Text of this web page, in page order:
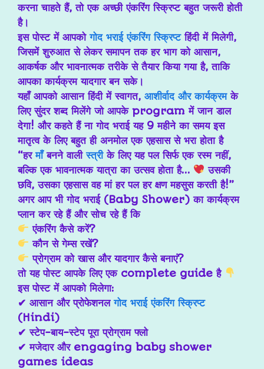
करना चाहते हैं, तो एक अच्छी एंकरिंग स्क्रिप्ट बहुत जरूरी होती
है।
इस पोस्ट में आपकोगोद भराई एंकरिंग स्क्रिप्टहिंदी में मिलेगी,
जिसमें शुरुआत से लेकर समापन तक हर भाग को आसान,
आकर्षक और भावनात्मक तरीके से तैयार किया गया है, ताकि
आपका कार्यक्रम यादगार बन सके।
यहाँ आपको आसान हिंदी में स्वागत, आशीर्वाद और कार्यक्रमके
लिए सुंदर शब्द मिलेंगे जो आपके program में जान डाल
देगा! और कहते हैं ना गोद भराई यह 9 महीने का समय इस
मातृत्व के लिए बहुत ही अनमोल एक एहसास से भरा होता है
“हरमाँबनने वालीस्त्रीके लिए यह पल सिर्फ एक रस्म नहीं,
बल्कि एक भावनात्मक यात्रा का उत्सव होता है…
उसकी
छवि, उसका एहसास वह मां हर पल हर क्षण महसुस करती है!”
अगर आप भीगोद भराई (Baby Shower) का कार्यक्रम
प्लान कर रहे हैं और सोच रहे हैं कि
एंकरिंग कैसे करें?
कौन से गेम्स रखें?
प्रोग्राम को खास और यादगार कैसे बनाएं?
तो यह पोस्ट आपके लिए एक complete guide है
इस पोस्ट में आपको मिलेगा:
✔ आसान और प्रोफेशनलगोद भराई एंकरिंग स्क्रिप्ट
(Hindi)
✔ स्टेप-बाय-स्टेप पूरा प्रोग्राम फ्लो
✔ मजेदार और engaging baby shower
games ideas